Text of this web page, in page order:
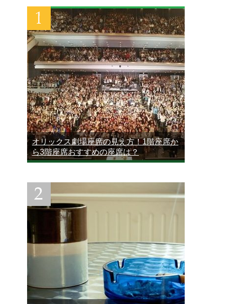
オリックス劇場座席の見え方！1階座席か
ら3階座席おすすめの座席は？